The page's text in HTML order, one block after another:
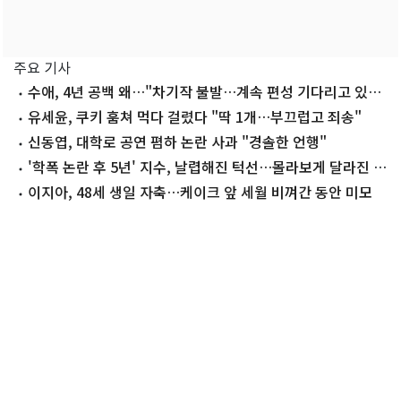
주요 기사
수애, 4년 공백 왜…"차기작 불발…계속 편성 기다리고 있
다"유세윤, 쿠키 훔쳐 먹다 걸렸다 "딱 1개…부끄럽고 죄송"
신동엽, 대학로 공연 폄하 논란 사과 "경솔한 언행"
'학폭 논란 후 5년' 지수, 날렵해진 턱선…몰라보게 달라진 근
황 이지아, 48세 생일 자축…케이크 앞 세월 비껴간 동안 미모